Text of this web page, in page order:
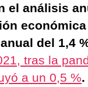
el análisis
del 1,4
tras la
a un 0,5 %.